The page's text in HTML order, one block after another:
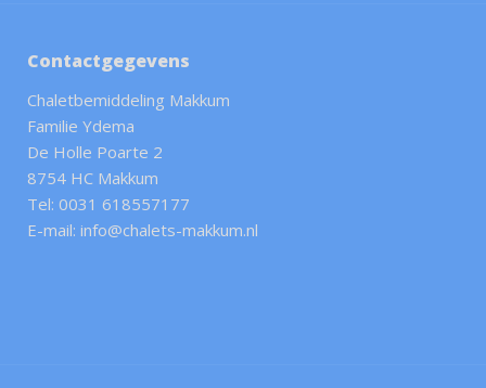
Contactgegevens
Chaletbemiddeling Makkum
Familie Ydema
De Holle Poarte 2
8754 HC Makkum
Tel: 0031 618557177
E-mail: info@chalets-makkum.nl